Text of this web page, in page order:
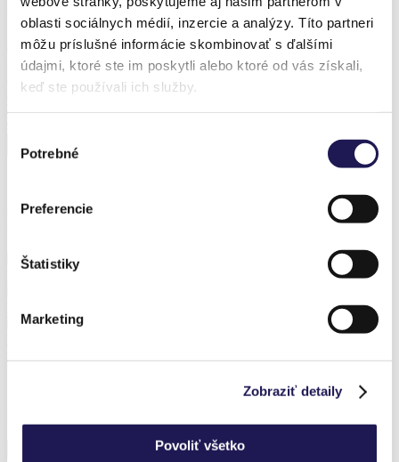
oblasti sociálnych médií, inzercie a analýzy. Títo partneri
môžu príslušné informácie skombinovať s ďalšími
údajmi, ktoré ste im poskytli alebo ktoré od vás získali,
keď ste používali ich služby.
súhlasu
Potrebné
Preferencie
Štatistiky
Marketing
Zobraziť detaily
Povoliť všetko
Produkt z realizácie
Zľava 38 %
PANOLEX
Hliníková pergola
Predchádzajúce realizácie
FROZEN | Sezónna hliníková zimná záhrada / Jihlava
KAYA FROZEN | Bioklimatická pergola s bočným posuvným